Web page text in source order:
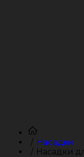
Насадки
Насадки